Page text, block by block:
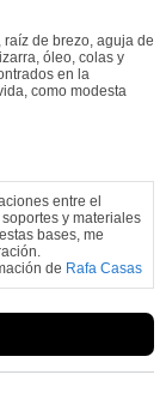
de brezo, aguja de
óleo, colas y
en la
como modesta
entre el
y materiales
bases, me
de Rafa Casas